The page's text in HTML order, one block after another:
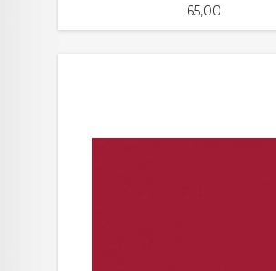
Pris
65,00